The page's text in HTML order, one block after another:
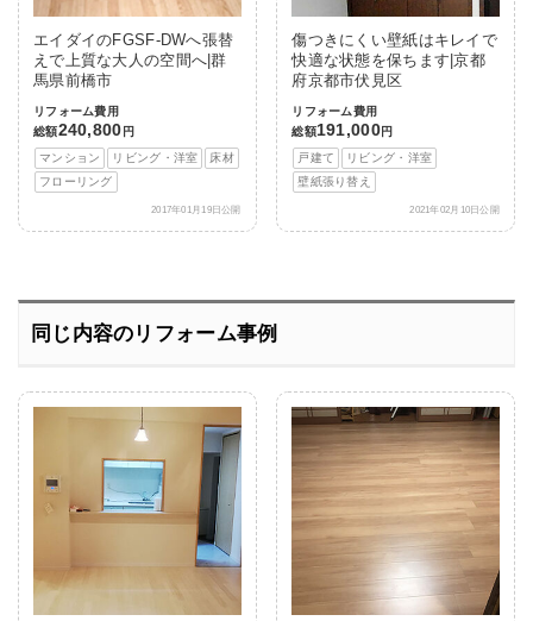
エイダイのFGSF-DWへ張替
えで上質な大人の空間へ|群
馬県前橋市
リフォーム費用
総額240,800 円
マンション
リビング・洋室
床材
フローリング
2017年01月19日公開
傷つきにくい壁紙はキレイで
快適な状態を保ちます|京都
府京都市伏見区
リフォーム費用
総額191,000円
戸建て
リビング・洋室
壁紙張り替え
2021年02月10日公開
同じ内容のリフォーム事例